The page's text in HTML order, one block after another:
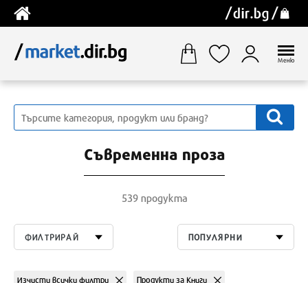
Меню
Съвременна проза
539 продукта
ФИЛТРИРАЙ ПОПУЛЯРНИ
Изчисти всички филтри Продукти за Книги